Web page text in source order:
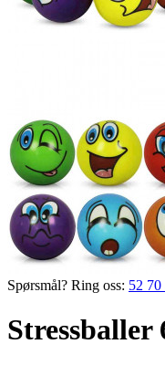
Spørsmål? Ring oss: 52 70
Stressballer